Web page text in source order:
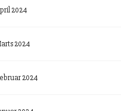
2024
2024
2024